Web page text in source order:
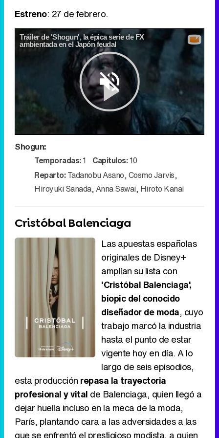
Estreno: 27 de febrero.
Play
Video
Tráiler de 'Shogun', la épica serie de FX
ambientada en el Japón feudal
Shogun:
Temporadas:1 Capitulos:10
Reparto: Tadanobu Asano,Cosmo Jarvis,
Hiroyuki Sanada,Anna Sawai, Hiroto Kanai
Cristóbal Balenciaga
Las apuestas españolas
originales de Disney+
amplían su lista con
'Cristóbal Balenciaga',
biopic del conocido
diseñador de moda, cuyo
trabajo marcó la industria
hasta el punto de estar
vigente hoy en día. A lo
largo de seis episodios,
esta producción repasa la trayectoria
profesional y vital de Balenciaga, quien llegó a
dejar huella incluso en la meca de la moda,
París, plantando cara a las adversidades a las
que se enfrentó el prestigioso modista, a quien